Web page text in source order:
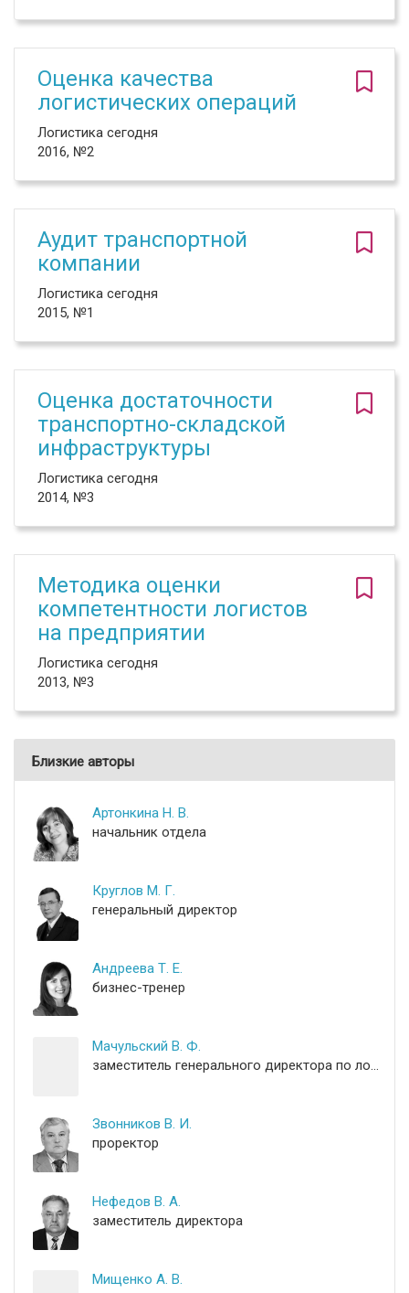
Оценка качества
логистических операций
Логистика сегодня
2016, №2
Аудит транспортной
компании
Логистика сегодня
2015, №1
Оценка достаточности
транспортно-складской
инфраструктуры
Логистика сегодня
2014, №3
Методика оценки
компетентности логистов
на предприятии
Логистика сегодня
2013, №3
Близкие авторы
Артонкина Н. В.
начальник отдела
Круглов М. Г.
генеральный директор
Андреева Т. Е.
бизнес-тренер
Мачульский В. Ф.
заместитель генерального директора по логистике
Звонников В. И.
проректор
Нефедов В. А.
заместитель директора
Мищенко А. В.